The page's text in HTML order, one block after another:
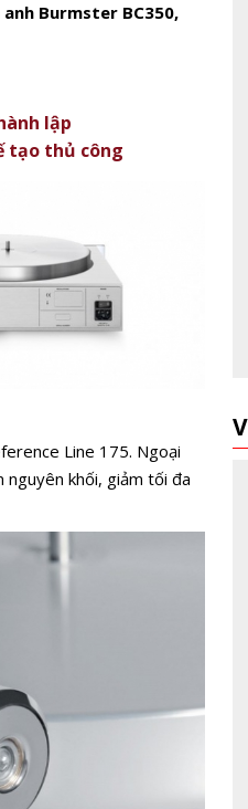
Burmster BC350,
lập
tạo thủ công
Line 175. Ngoại
khối, giảm tối đa